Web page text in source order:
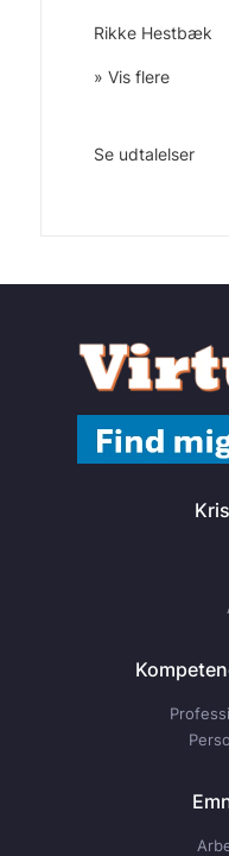
Rikke Hestbæk
» Vis flere
Se udtalelser